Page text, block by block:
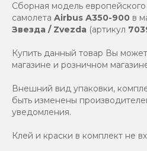
Сборная модель
самолета Airbus А350-900 в
Звезда / Zvezda (артикул
Купить данный товар Вы
магазине и розничном
Внешний вид упаковки,
быть изменены
уведомления.
Клей и краски в комплект не